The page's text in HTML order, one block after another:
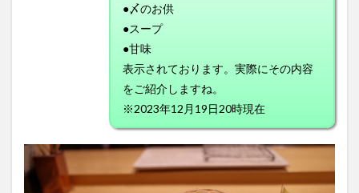
●〆のお供
●スープ
●甘味
表示されております。実際にその内容
をご紹介しますね。
※2023年12月19日20時現在